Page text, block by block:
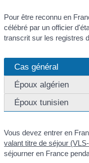
Pour être reconnu en
célébré par un officier
transcrit sur les registres
Cas général
Époux algérien
Époux tunisien
Vous devez entrer en
valant titre de séjour
séjourner en France